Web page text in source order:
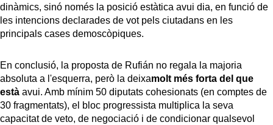
dinàmics, sinó només la posició estàtica avui dia, en funció de
les intencions declarades de vot pels ciutadans en les
principals cases demoscòpiques.
En conclusió, la proposta de Rufián no regala la majoria
absoluta a l'esquerra, però la deixamolt més forta del que
està avui. Amb mínim 50 diputats cohesionats (en comptes de
30 fragmentats), el bloc progressista multiplica la seva
capacitat de veto, de negociació i de condicionar qualsevol